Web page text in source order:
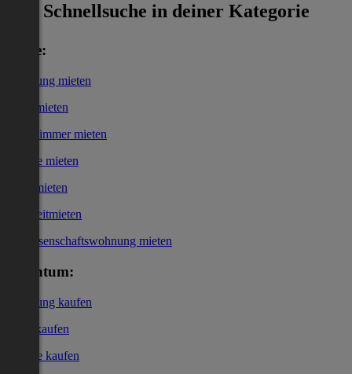
Schnellsuche in deiner Kategorie
Miete:
Wohnung mieten
Haus mieten
WG-Zimmer mieten
Garage mieten
Büro mieten
Kurzzeitmieten
Genossenschaftswohnung mieten
Eigentum:
Wohnung kaufen
Haus kaufen
Garage kaufen